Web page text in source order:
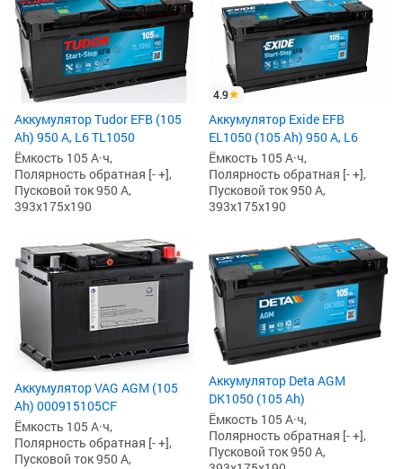
Аккумулятор Tudor EFB (105
Ah) 950 А, L6 TL1050
Ёмкость 105 А·ч,
Полярность обратная [- +],
Пусковой ток 950 А,
393x175x190
4.9
Аккумулятор Exide EFB
EL1050 (105 Ah) 950 А, L6
Ёмкость 105 А·ч,
Полярность обратная [- +],
Пусковой ток 950 А,
393x175x190
Аккумулятор VAG AGM (105
Ah) 000915105CF
Ёмкость 105 А·ч,
Полярность обратная [- +],
Пусковой ток 950 А,
Аккумулятор Deta AGM
DK1050 (105 Ah)
Ёмкость 105 А·ч,
Полярность обратная [- +],
Пусковой ток 950 А,